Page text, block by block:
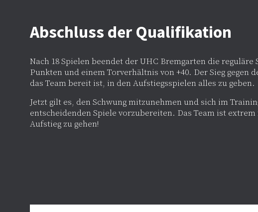
Abschluss der Qualifikation
Nach 18 Spielen beendet der UHC Bremgarten die reguläre
Punkten und einem Torverhältnis von +40. Der Sieg gegen
das Team bereit ist, in den Aufstiegsspielen alles zu geben.
Jetzt gilt es, den Schwung mitzunehmen und sich im
entscheidenden Spiele vorzubereiten. Das Team ist
Aufstieg zu gehen!